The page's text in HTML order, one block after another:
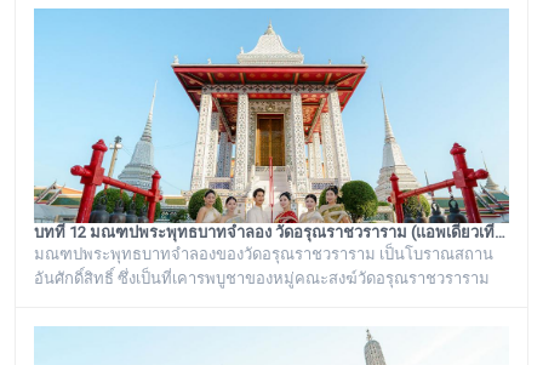
ดั้งเดิมที่มีอยู่คู่กับวัดอรุณราชวรารามมาช้านาน ตั้งแต่เมื่อครั้งที่พระบาท
สมเด็จพระพุทธเลิศหล้านภาลัย รัชกาลที่ ๒ พระองค์ยังทรงครองพระยศ
ที่ สมเด็จพระเจ้าลูกยาเธอ ได้เสด็จมาประทับอยู่ที่พระราชวังเดิม
บทที่ 12 มณฑปพระพุทธบาทจำลอง วัดอรุณราชวราราม (แอพเดียวเที่ยวทั่ววัดอรุณ)
มณฑปพระพุทธบาทจำลองของวัดอรุณราชวราราม เป็นโบราณสถาน
อันศักดิ์สิทธิ์ ซึ่งเป็นที่เคารพบูชาของหมู่คณะสงฆ์วัดอรุณราชวราราม
กับพระวิหารใหญ่วัดอรุณราชวราราม บริเวณของฐานเป็นรูปสี่เหลี่ยมจตุ
รัส ก่อด้วยอิฐถือปูนประดับกระเบื้องถ้วยสีต่าง ๆ มีฐานทักษิณ ๒ ชั้น สร้าง